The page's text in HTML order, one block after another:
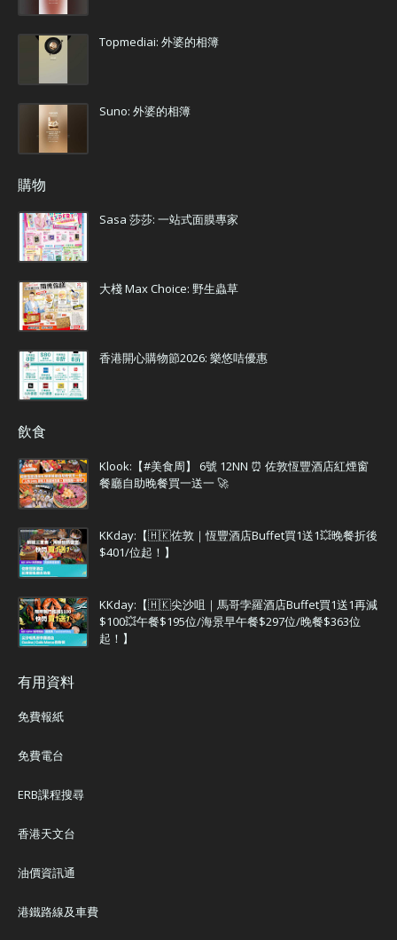
Topmediai: 外婆的相簿
Suno: 外婆的相簿
購物
Sasa 莎莎: 一站式面膜專家
大棧 Max Choice: 野生蟲草
香港開心購物節2026: 樂悠咭優惠
飲食
Klook:【#美食周】 6號 12NN ⏰ 佐敦恆豐酒店紅煙窗
餐廳自助晚餐買一送一 🚀
KKday:【🇭🇰佐敦｜恆豐酒店Buffet買1送1💥晚餐折後
$401/位起！】
KKday:【🇭🇰尖沙咀｜馬哥孛羅酒店Buffet買1送1再減
$100💥午餐$195位/海景早午餐$297位/晚餐$363位
起！】
有用資料
免費報紙
免費電台
ERB課程搜尋
香港天文台
油價資訊通
港鐵路線及車費